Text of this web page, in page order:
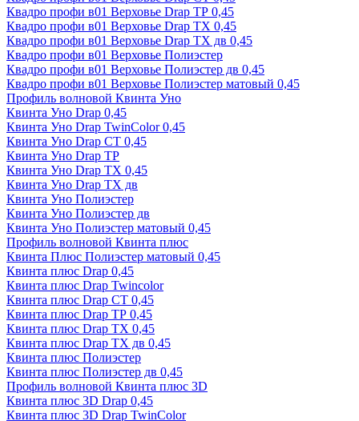
Квадро профи в01 Верховье Drap ТР 0,45
Квадро профи в01 Верховье Drap ТХ 0,45
Квадро профи в01 Верховье Drap ТХ дв 0,45
Квадро профи в01 Верховье Полиэстер
Квадро профи в01 Верховье Полиэстер дв 0,45
Квадро профи в01 Верховье Полиэстер матовый 0,45
Профиль волновой Квинта Уно
Квинта Уно Drap 0,45
Квинта Уно Drap TwinColor 0,45
Квинта Уно Drap СТ 0,45
Квинта Уно Drap ТР
Квинта Уно Drap ТХ 0,45
Квинта Уно Drap ТХ дв
Квинта Уно Полиэстер
Квинта Уно Полиэстер дв
Квинта Уно Полиэстер матовый 0,45
Профиль волновой Квинта плюс
Квинта Плюс Полиэстер матовый 0,45
Квинта плюс Drap 0,45
Квинта плюс Drap Twincolor
Квинта плюс Drap СТ 0,45
Квинта плюс Drap ТР 0,45
Квинта плюс Drap ТХ 0,45
Квинта плюс Drap ТХ дв 0,45
Квинта плюс Полиэстер
Квинта плюс Полиэстер дв 0,45
Профиль волновой Квинта плюс 3D
Квинта плюс 3D Drap 0,45
Квинта плюс 3D Drap TwinColor